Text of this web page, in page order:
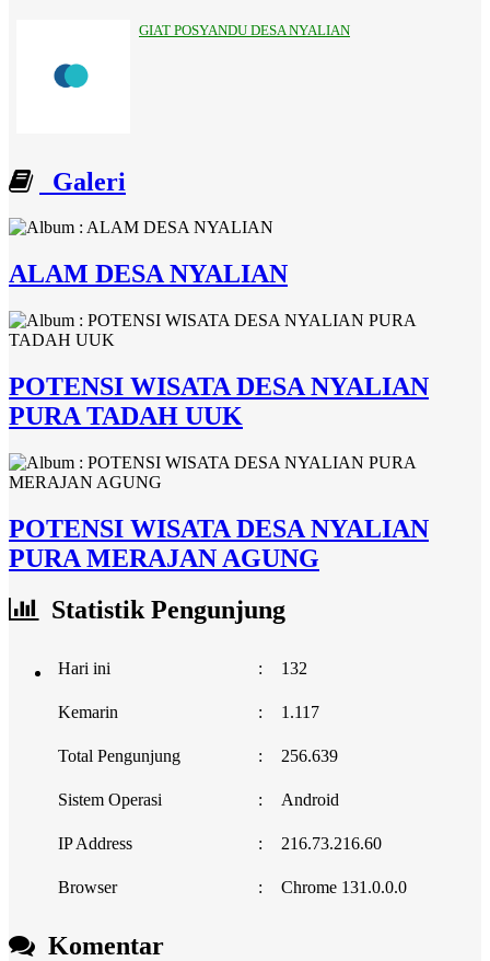
GIAT POSYANDU DESA NYALIAN
Galeri
ALAM DESA NYALIAN
POTENSI WISATA DESA NYALIAN
PURA TADAH UUK
POTENSI WISATA DESA NYALIAN
PURA MERAJAN AGUNG
Statistik Pengunjung
Hari ini : 132
Kemarin : 1.117
Total Pengunjung : 256.639
Sistem Operasi : Android
IP Address : 216.73.216.60
Browser : Chrome 131.0.0.0
Komentar